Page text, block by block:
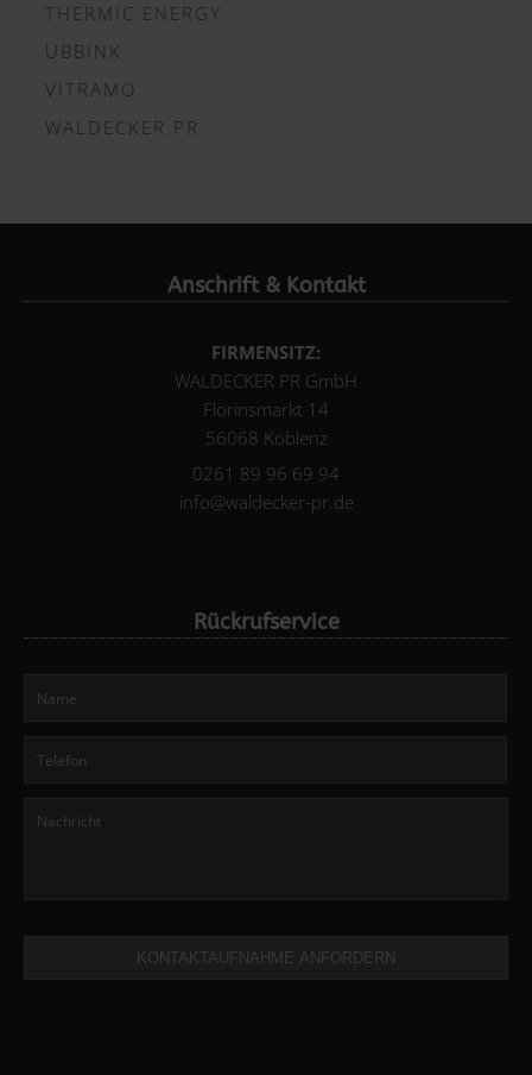
THERMIC ENERGY
UBBINK
VITRAMO
WALDECKER PR
Anschrift & Kontakt
FIRMENSITZ:
WALDECKER PR GmbH
Florinsmarkt 14
56068 Koblenz
0261 89 96 69 94
info@waldecker-pr.de
Rückrufservice
KONTAKTAUFNAHME ANFORDERN